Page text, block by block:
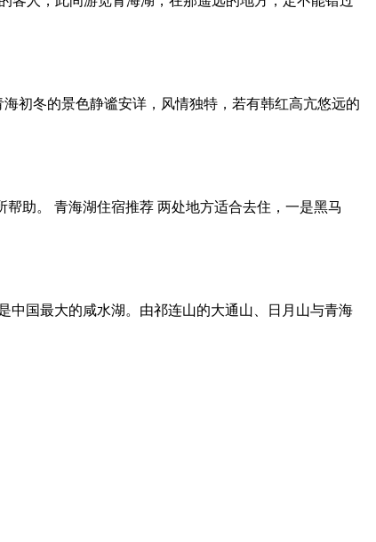
初冬的景色静谧安详，风情独特，若有韩红高亢悠远的
助。 青海湖住宿推荐 两处地方适合去住，一是黑马
中国最大的咸水湖。由祁连山的大通山、日月山与青海